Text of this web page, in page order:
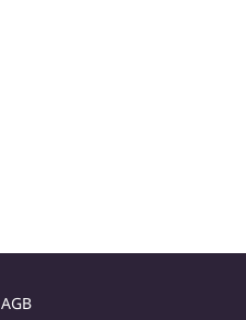
AGB